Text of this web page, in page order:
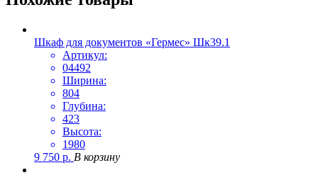
Шкаф для документов «Гермес» Шк39.1
Артикул:
04492
Ширина:
804
Глубина:
423
Высота:
1980
9 750 р. В корзину